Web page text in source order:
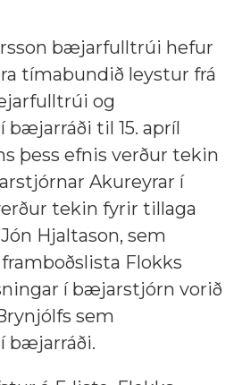
bæjarfulltrúi hefur
tímabundið leystur frá
og
til 15. apríl
þess efnis verður tekin
Akureyrar í
tekin fyrir tillaga
Hjaltason, sem
Flokks
í bæjarstjórn vorið
sem
bæjarráði.